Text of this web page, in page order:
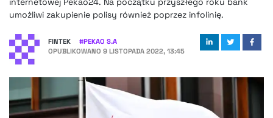
umożliwi zakupienie polisy również poprzez infolinię.
FINTEK #PEKAO S.A
OPUBLIKOWANO 9 LISTOPADA 2022, 13:45